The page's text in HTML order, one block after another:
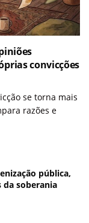
convicções
se torna mais
razões e
pública,
da soberania